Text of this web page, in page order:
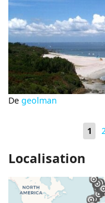
Degeolman
1
Localisation